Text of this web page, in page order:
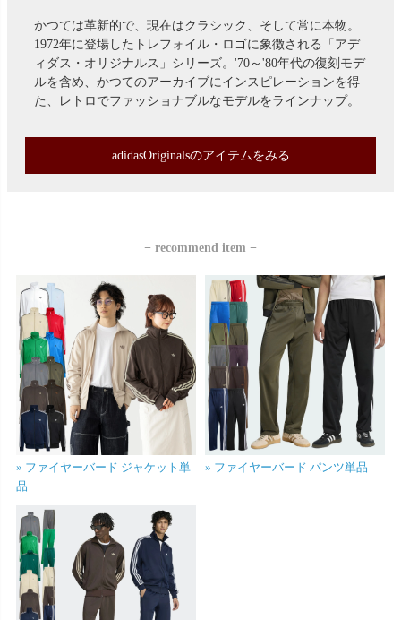
かつては革新的で、現在はクラシック、そして常に本物。
1972年に登場したトレフォイル・ロゴに象徴される「アデ
ィダス・オリジナルス」シリーズ。'70～'80年代の復刻モデ
ルを含め、かつてのアーカイブにインスピレーションを得
た、レトロでファッショナブルなモデルをラインナップ。
adidasOriginalsのアイテムをみる
− recommend item −
» ファイヤーバード ジャケット単
品
» ファイヤーバード パンツ単品